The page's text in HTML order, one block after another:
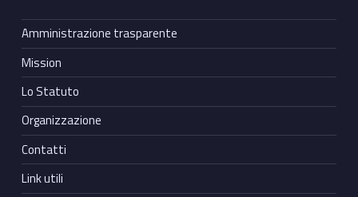
Amministrazione trasparente
Mission
Lo Statuto
Organizzazione
Contatti
Link utili